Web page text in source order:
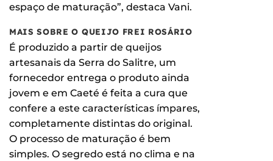
espaço de maturação”, destaca Vani.
MAIS SOBRE O QUEIJO FREI ROSÁRIO
É produzido a partir de queijos
artesanais da Serra do Salitre, um
fornecedor entrega o produto ainda
jovem e em Caeté é feita a cura que
confere a este características ímpares,
completamente distintas do original.
O processo de maturação é bem
simples. O segredo está no clima e na